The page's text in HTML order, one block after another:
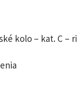
kolo – kat. C –